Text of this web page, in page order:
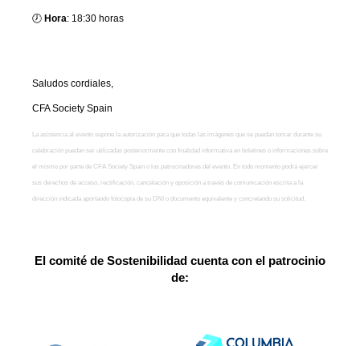
🕖 Hora: 18:30 horas
Saludos cordiales,
CFA Society Spain
La asistencia al evento supone la autorización para que todas las imágenes que se puedan tomar durante su
celebración puedan ser utilizadas posteriormente con finalidad informativa en boletines o informaciones sobre
el mismo por parte de CFA Society Spain o los patrocinadores del evento. En todo momento podrá ejercer
sus derechos de acceso, rectificación, cancelación y oposición a través de comunicación escrita a la
dirección indicada aportando fotocopia de su DNI o documento equivalente y concretando su solicitud.
El comité de Sostenibilidad cuenta con el patrocinio
de: